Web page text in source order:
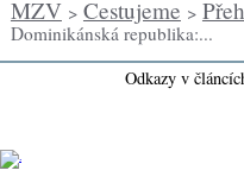
MZV> Cestujeme >
Dominikánská republika:...
Odkazy v